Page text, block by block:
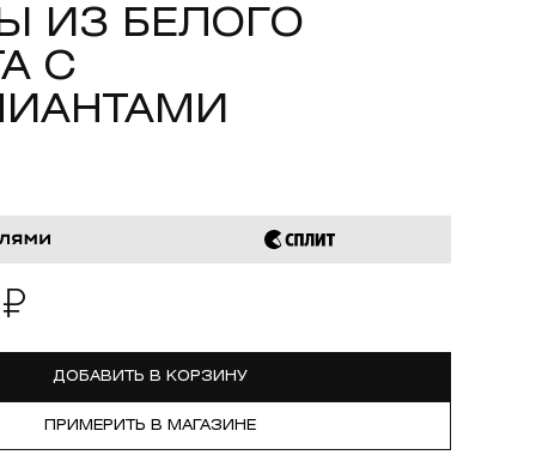
ИЗ БЕЛОГО
С
ДОБАВИТЬ В КОРЗИНУ
ПРИМЕРИТЬ В МАГАЗИНЕ